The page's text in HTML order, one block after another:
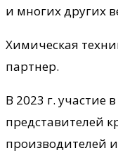
и многих других
Химическая
партнер.
В 2023 г. участие
представителей
производителей